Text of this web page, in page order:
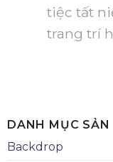
tiệc tất
trang trí
DANH MỤC SẢN
Backdrop